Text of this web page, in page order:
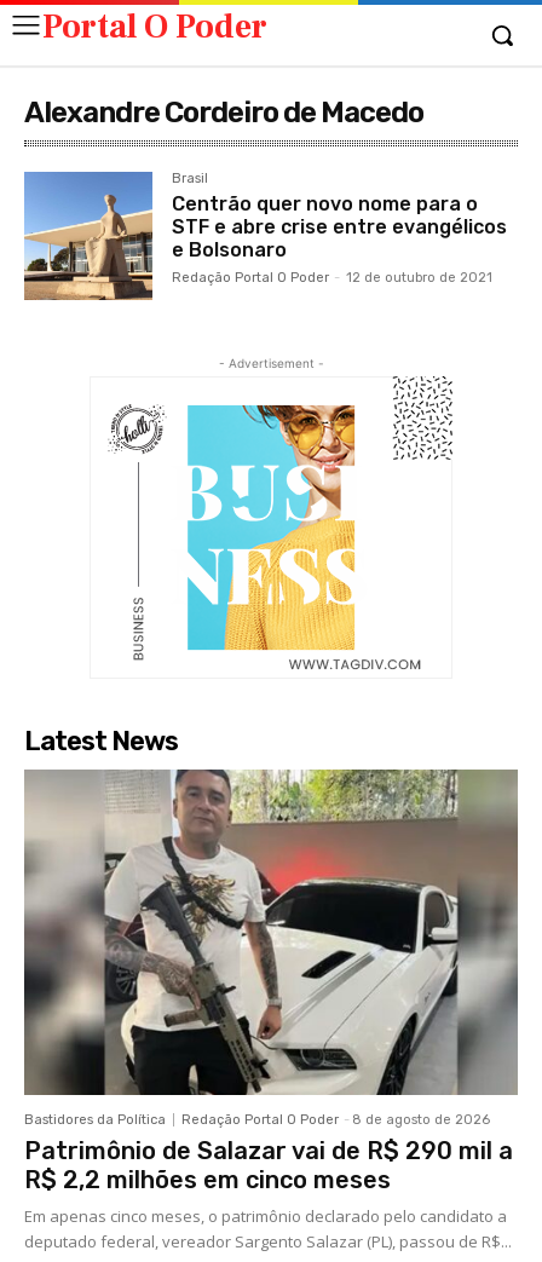
Portal O Poder
Alexandre Cordeiro de Macedo
Brasil
Centrão quer novo nome para o
STF e abre crise entre evangélicos
e Bolsonaro
Redação Portal O Poder - 12 de outubro de 2021
- Advertisement -
Latest News
Bastidores da Política Redação Portal O Poder - 8 de agosto de 2026
Patrimônio de Salazar vai de R$ 290 mil a
R$ 2,2 milhões em cinco meses
Em apenas cinco meses, o patrimônio declarado pelo candidato a
deputado federal, vereador Sargento Salazar (PL), passou de R$...